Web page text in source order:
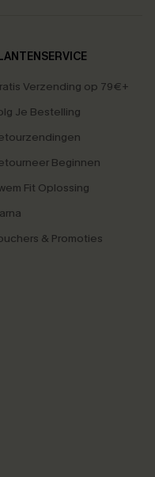
Verzending op 79€+
Je Bestelling
Beginnen
Fit Oplossing
& Promoties